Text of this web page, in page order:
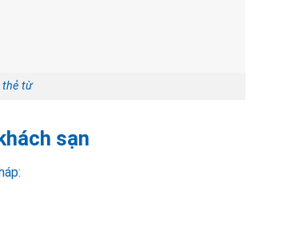
thẻ từ
sạn